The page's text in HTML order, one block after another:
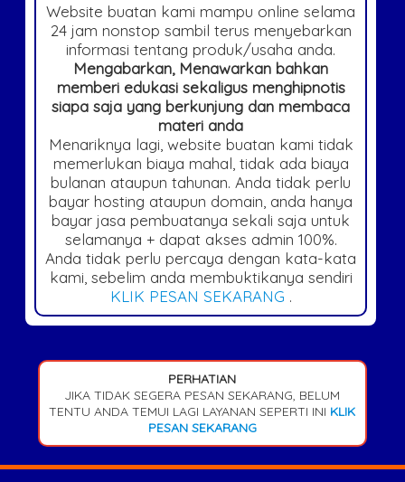
Website buatan kami mampu online selama
24 jam nonstop sambil terus menyebarkan
informasi tentang produk/usaha anda.
Mengabarkan, Menawarkan bahkan
memberi edukasi sekaligus menghipnotis
siapa saja yang berkunjung dan membaca
materi anda
Menariknya lagi, website buatan kami tidak
memerlukan biaya mahal, tidak ada biaya
bulanan ataupun tahunan. Anda tidak perlu
bayar hosting ataupun domain, anda hanya
bayar jasa pembuatanya sekali saja untuk
selamanya + dapat akses admin 100%.
Anda tidak perlu percaya dengan kata-kata
kami, sebelim anda membuktikanya sendiri
KLIK PESAN SEKARANG .
PERHATIAN
JIKA TIDAK SEGERA PESAN SEKARANG, BELUM
TENTU ANDA TEMUI LAGI LAYANAN SEPERTI INI KLIK
PESAN SEKARANG